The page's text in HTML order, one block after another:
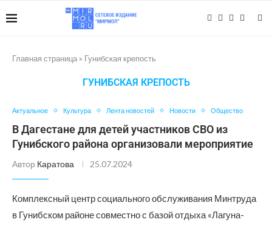
Главная страница » Гунибская крепость
ГУНИБСКАЯ КРЕПОСТЬ
Актуальное Культура Лента новостей Новости Общество
В Дагестане для детей участников СВО из
Гунибского района организовали мероприятие
Автор Каратова 25.07.2024
Комплексный центр социального обслуживания Минтруда
в Гунибском районе совместно с базой отдыха «Лагуна-